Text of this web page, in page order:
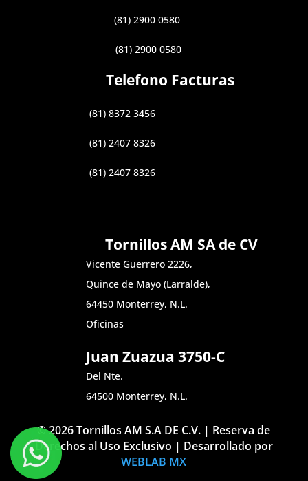
(81) 2900 0580
(81) 2900 0580
Telefono Facturas
(81) 8372 3456
(81) 2407 8326
(81) 2407 8326
Tornillos AM SA de CV
Vicente Guerrero 2226,
Quince de Mayo (Larralde),
64450 Monterrey, N.L.
Oficinas
Juan Zuazua 3750-C
Del Nte.
64500 Monterrey, N.L.
© 2026 Tornillos AM S.A DE C.V. | Reserva de
Derechos al Uso Exclusivo | Desarrollado por
WEBLAB MX